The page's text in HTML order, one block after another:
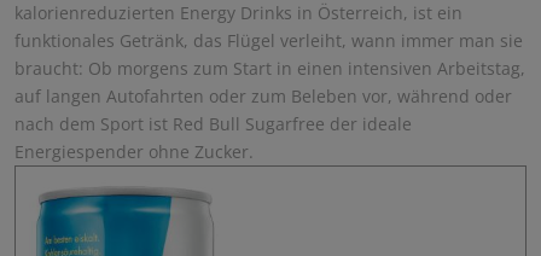
kalorienreduzierten Energy Drinks in Österreich, ist ein
funktionales Getränk, das Flügel verleiht, wann immer man sie
braucht: Ob morgens zum Start in einen intensiven Arbeitstag,
auf langen Autofahrten oder zum Beleben vor, während oder
nach dem Sport ist Red Bull Sugarfree der ideale
Energiespender ohne Zucker.